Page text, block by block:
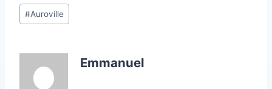
Étiquettes
de
publication :
#Auroville
Emmanuel